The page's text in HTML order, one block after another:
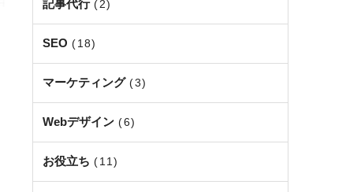
記事代行(2)
SEO (18)
マーケティング(3)
Webデザイン (6)
お役立ち (11)